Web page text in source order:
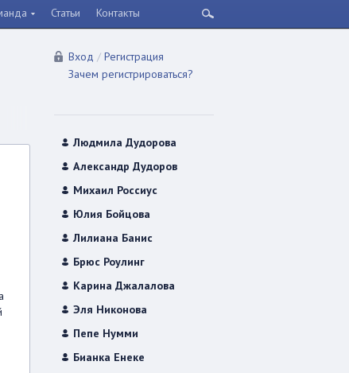
Статьи Контакты
Вход / Регистрация
Зачем регистрироваться?
Людмила Дудорова
Александр Дудоров
Михаил Россиус
Юлия Бойцова
Лилиана Банис
Брюс Роулинг
Карина Джалалова
Эля Никонова
Пепе Нумми
Бианка Енеке